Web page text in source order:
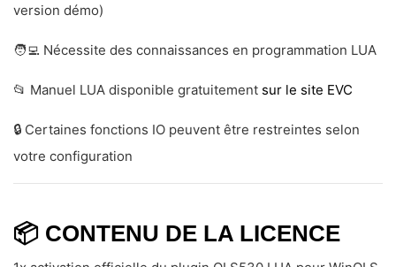
version démo)
🧑‍💻 Nécessite des connaissances en programmation LUA
📂 Manuel LUA disponible gratuitement sur le site EVC
🔒 Certaines fonctions IO peuvent être restreintes selon
votre configuration
📦 CONTENU DE LA LICENCE